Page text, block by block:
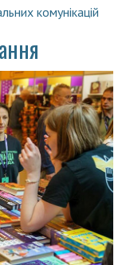
комунікацій